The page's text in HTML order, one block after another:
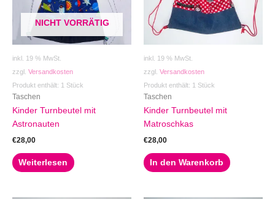
NICHT VORRÄTIG
inkl. 19 % MwSt.
zzgl. Versandkosten
Produkt enthält: 1 Stück
Taschen
Kinder Turnbeutel mit
Astronauten
€28,00
Weiterlesen
inkl. 19 % MwSt.
zzgl. Versandkosten
Produkt enthält: 1 Stück
Taschen
Kinder Turnbeutel mit
Matroschkas
€28,00
In den Warenkorb